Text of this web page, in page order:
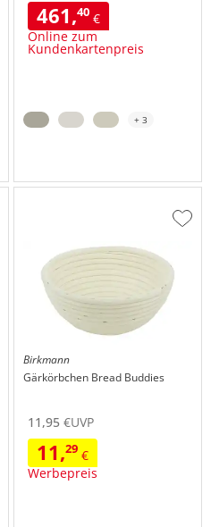
461,40€
Online zum
Kundenkartenpreis
+ 3
Birkmann
Gärkörbchen Bread Buddies
11,95€UVP
11,29€
Werbepreis
Zur